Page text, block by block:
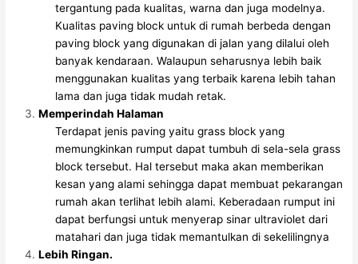
tergantung pada kualitas, warna dan juga modelnya.
Kualitas paving block untuk di rumah berbeda dengan
paving block yang digunakan di jalan yang dilalui oleh
banyak kendaraan. Walaupun seharusnya lebih baik
menggunakan kualitas yang terbaik karena lebih tahan
lama dan juga tidak mudah retak.
Memperindah Halaman
Terdapat jenis paving yaitu grass block yang
memungkinkan rumput dapat tumbuh di sela-sela grass
block tersebut. Hal tersebut maka akan memberikan
kesan yang alami sehingga dapat membuat pekarangan
rumah akan terlihat lebih alami. Keberadaan rumput ini
dapat berfungsi untuk menyerap sinar ultraviolet dari
matahari dan juga tidak memantulkan di sekelilingnya
Lebih Ringan.